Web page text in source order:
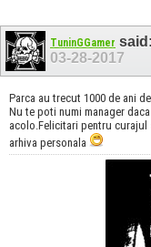
TuninGGamer said:
03-28-2017
Parca au trecut 1000 de ani
Nu te poti numi manager
acolo.Felicitari pentru curajul
arhiva personala